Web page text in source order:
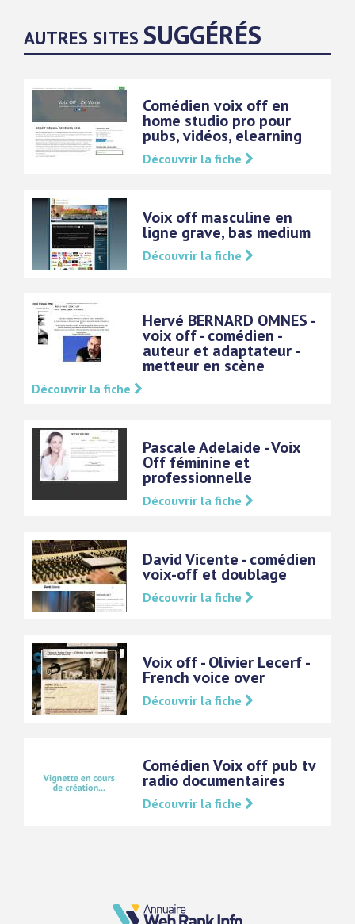
AUTRES SITES SUGGÉRÉS
Comédien voix off en
home studio pro pour
pubs, vidéos, elearning
Découvrir la fiche
Voix off masculine en
ligne grave, bas medium
Découvrir la fiche
Hervé BERNARD OMNES -
voix off - comédien -
auteur et adaptateur -
metteur en scène
Découvrir la fiche
Pascale Adelaide - Voix
Off féminine et
professionnelle
Découvrir la fiche
David Vicente - comédien
voix-off et doublage
Découvrir la fiche
Voix off - Olivier Lecerf -
French voice over
Découvrir la fiche
Comédien Voix off pub tv
radio documentaires
Découvrir la fiche